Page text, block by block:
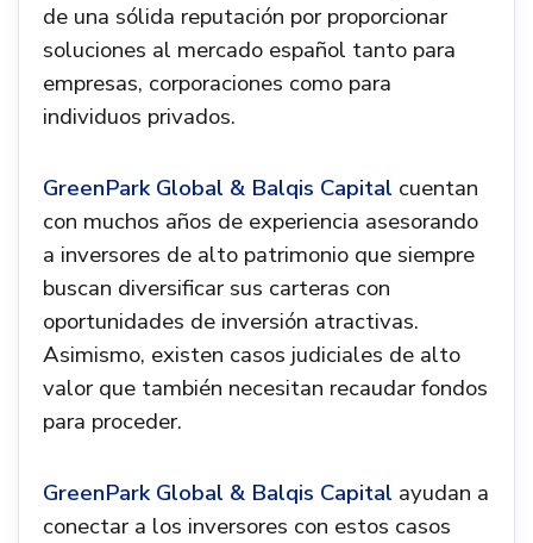
de una sólida reputación por proporcionar
soluciones al mercado español tanto para
empresas, corporaciones como para
individuos privados.
GreenPark Global & Balqis Capital cuentan
con muchos años de experiencia asesorando
a inversores de alto patrimonio que siempre
buscan diversificar sus carteras con
oportunidades de inversión atractivas.
Asimismo, existen casos judiciales de alto
valor que también necesitan recaudar fondos
para proceder.
GreenPark Global & Balqis Capital ayudan a
conectar a los inversores con estos casos